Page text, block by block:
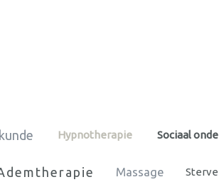
Hypnotherapie Sociaal
Massage